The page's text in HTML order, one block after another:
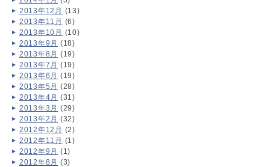
2013年12月 (13)
2013年11月 (6)
2013年10月 (10)
2013年9月 (18)
2013年8月 (19)
2013年7月 (19)
2013年6月 (19)
2013年5月 (28)
2013年4月 (31)
2013年3月 (29)
2013年2月 (32)
2012年12月 (2)
2012年11月 (1)
2012年9月 (1)
2012年8月 (3)